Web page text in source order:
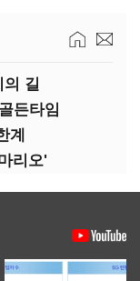
길
든타임
계
리오'